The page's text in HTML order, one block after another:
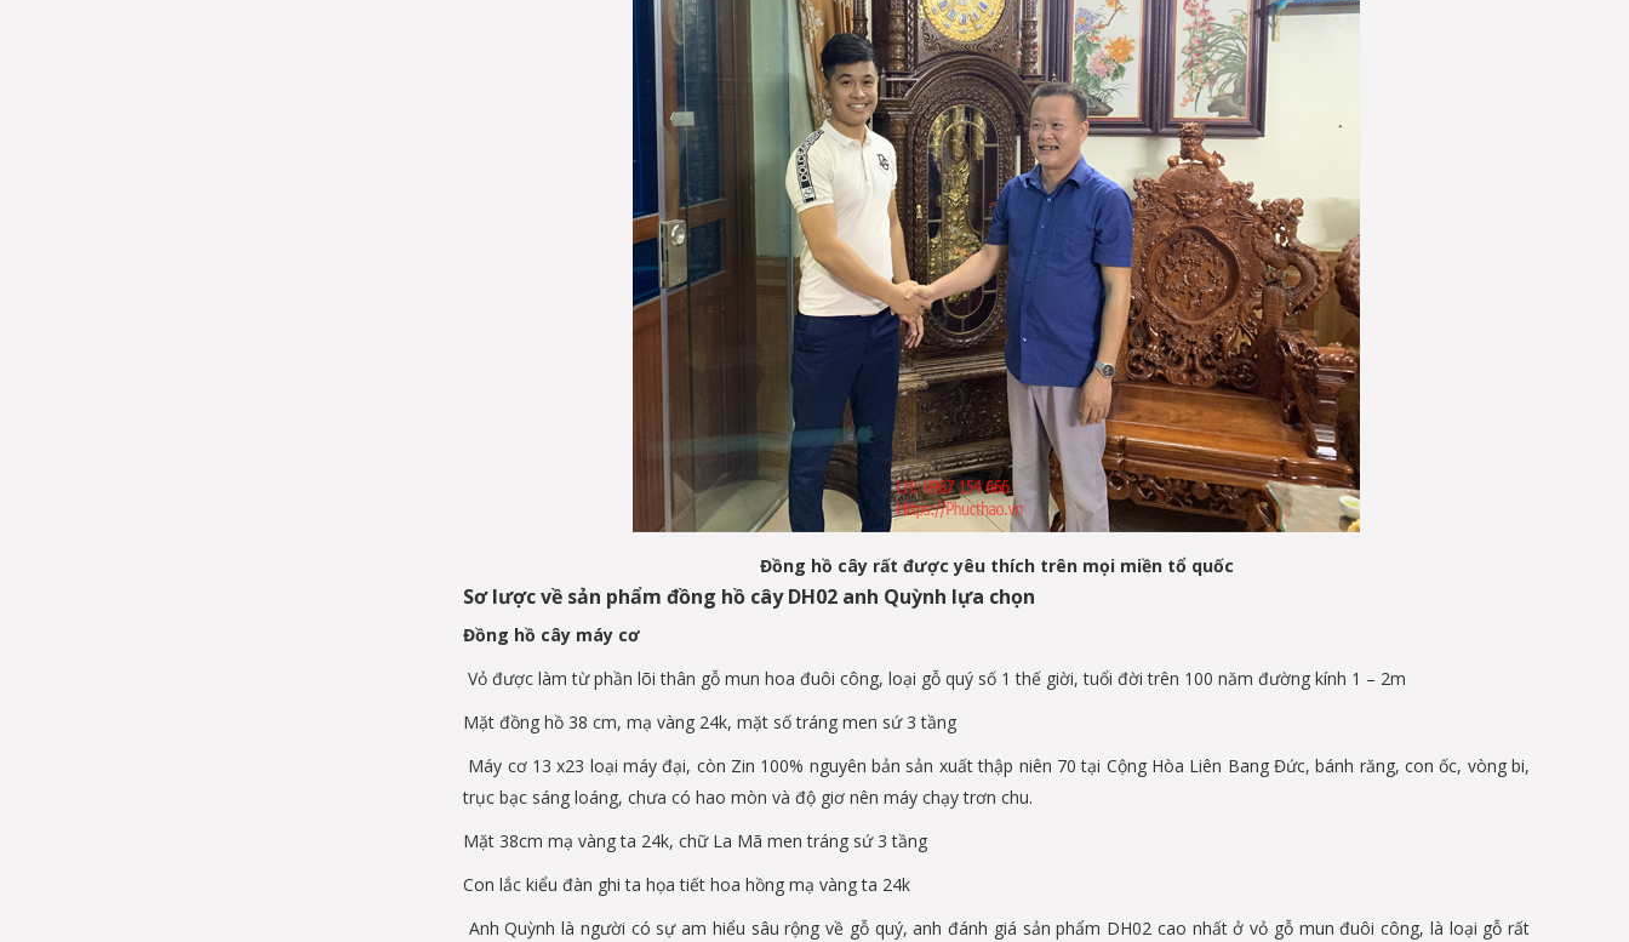
Đồng hồ cây rất được yêu thích trên mọi miền tổ quốc
Sơ lược về sản phẩm đồng hồ cây DH02 anh Quỳnh lựa chọn
Đồng hồ cây máy cơ
Vỏ được làm từ phần lõi thân gỗ mun hoa đuôi công, loại gỗ quý số 1 thế giời, tuổi đời trên 100 năm đường kính 1 – 2m
Mặt đồng hồ 38 cm, mạ vàng 24k, mặt số tráng men sứ 3 tầng
Máy cơ 13 x23 loại máy đại, còn Zin 100% nguyên bản sản xuất thập niên 70 tại Cộng Hòa Liên Bang Đức, bánh răng, con ốc, vòng bi,
trục bạc sáng loáng, chưa có hao mòn và độ giơ nên máy chạy trơn chu.
Mặt 38cm mạ vàng ta 24k, chữ La Mã men tráng sứ 3 tầng
Con lắc kiểu đàn ghi ta họa tiết hoa hồng mạ vàng ta 24k
Anh Quỳnh là người có sự am hiểu sâu rộng về gỗ quý, anh đánh giá sản phẩm DH02 cao nhất ở vỏ gỗ mun đuôi công, là loại gỗ rất